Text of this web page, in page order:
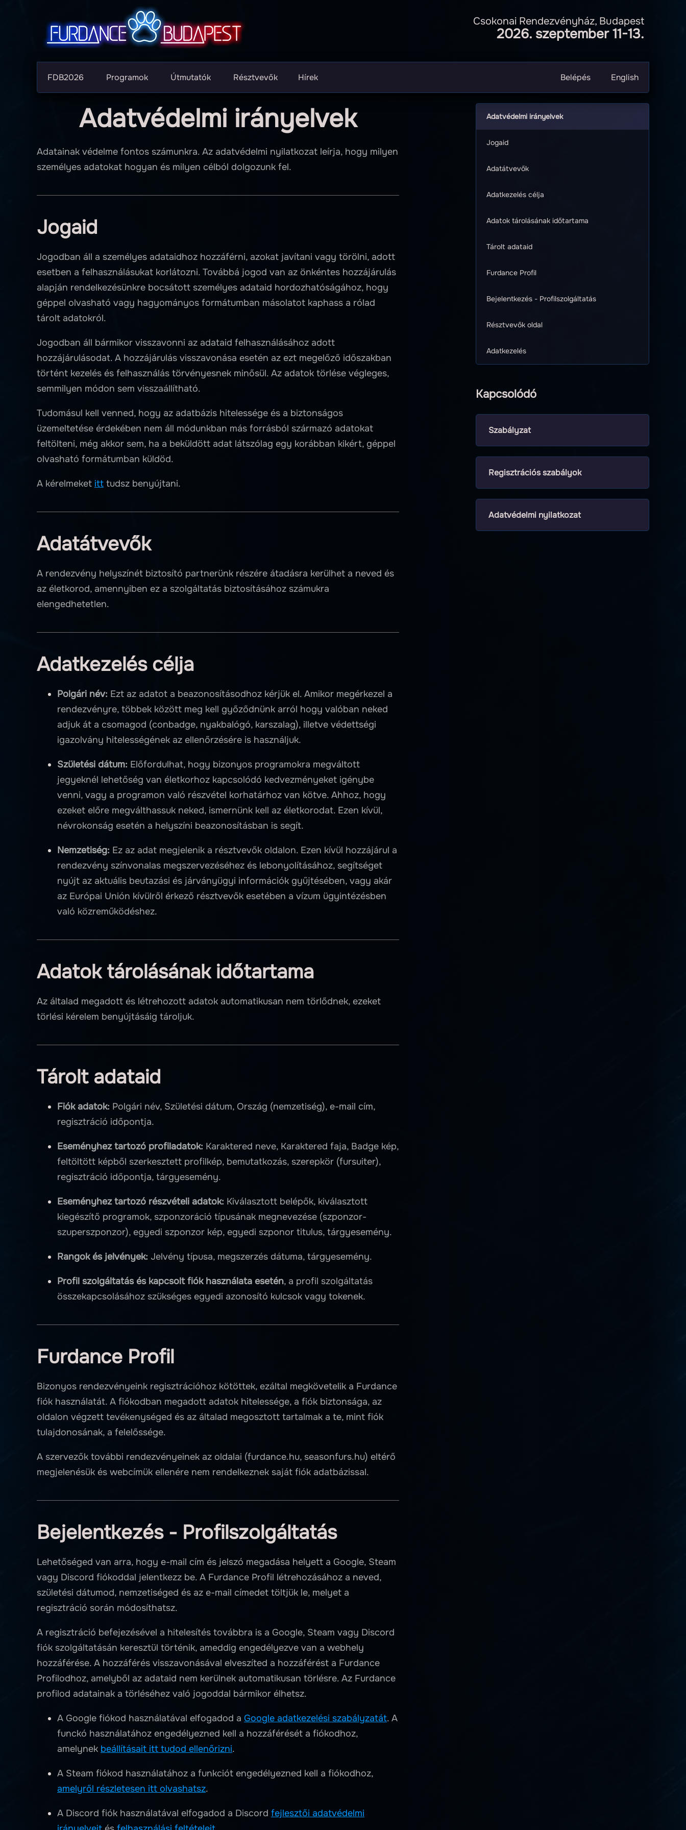
Csokonai Rendezvényház, Budapest
2026. szeptember 11-13.
FDB2026 Programok Útmutatók Résztvevők Hírek Belépés English
Adatvédelmi irányelvek
Jogaid
Adatátvevők
Adatkezelés célja
Adatok tárolásának időtartama
Tárolt adataid
Furdance Profil
Bejelentkezés - Profilszolgáltatás
Résztvevők oldal
Adatkezelés
Kapcsolódó
Szabályzat
Regisztrációs szabályok
Adatvédelmi nyilatkozat
Adatvédelmi irányelvek
Adatainak védelme fontos számunkra. Az adatvédelmi nyilatkozat leírja, hogy milyen
személyes adatokat hogyan és milyen célból dolgozunk fel.
Jogaid
Jogodban áll a személyes adataidhoz hozzáférni, azokat javítani vagy törölni, adott
esetben a felhasználásukat korlátozni. Továbbá jogod van az önkéntes hozzájárulás
alapján rendelkezésünkre bocsátott személyes adataid hordozhatóságához, hogy
géppel olvasható vagy hagyományos formátumban másolatot kaphass a rólad
tárolt adatokról.
Jogodban áll bármikor visszavonni az adataid felhasználásához adott
hozzájárulásodat. A hozzájárulás visszavonása esetén az ezt megelőző időszakban
történt kezelés és felhasználás törvényesnek minősül. Az adatok törlése végleges,
semmilyen módon sem visszaállítható.
Tudomásul kell venned, hogy az adatbázis hitelessége és a biztonságos
üzemeltetése érdekében nem áll módunkban más forrásból származó adatokat
feltölteni, még akkor sem, ha a beküldött adat látszólag egy korábban kikért, géppel
olvasható formátumban küldöd.
A kérelmeket itt tudsz benyújtani.
Adatátvevők
A rendezvény helyszínét biztosító partnerünk részére átadásra kerülhet a neved és
az életkorod, amennyiben ez a szolgáltatás biztosításához számukra
elengedhetetlen.
Adatkezelés célja
Polgári név: Ezt az adatot a beazonosításodhoz kérjük el. Amikor megérkezel a
rendezvényre, többek között meg kell győződnünk arról hogy valóban neked
adjuk át a csomagod (conbadge, nyakbalógó, karszalag), illetve védettségi
igazolvány hitelességének az ellenőrzésére is használjuk.
Születési dátum: Előfordulhat, hogy bizonyos programokra megváltott
jegyeknél lehetőség van életkorhoz kapcsolódó kedvezményeket igénybe
venni, vagy a programon való részvétel korhatárhoz van kötve. Ahhoz, hogy
ezeket előre megválthassuk neked, ismernünk kell az életkorodat. Ezen kívül,
névrokonság esetén a helyszíni beazonosításban is segít.
Nemzetiség: Ez az adat megjelenik a résztvevők oldalon. Ezen kívül hozzájárul a
rendezvény színvonalas megszervezéséhez és lebonyolításához, segítséget
nyújt az aktuális beutazási és járványügyi információk gyűjtésében, vagy akár
az Európai Unión kívülről érkező résztvevők esetében a vízum ügyintézésben
való közreműködéshez.
Adatok tárolásának időtartama
Az általad megadott és létrehozott adatok automatikusan nem törlődnek, ezeket
törlési kérelem benyújtásáig tároljuk.
Tárolt adataid
Fiók adatok: Polgári név, Születési dátum, Ország (nemzetiség), e-mail cím,
regisztráció időpontja.
Eseményhez tartozó profiladatok: Karaktered neve, Karaktered faja, Badge kép,
feltöltött képből szerkesztett profilkép, bemutatkozás, szerepkör (fursuiter),
regisztráció időpontja, tárgyesemény.
Eseményhez tartozó részvételi adatok: Kiválasztott belépők, kiválasztott
kiegészítő programok, szponzoráció típusának megnevezése (szponzor-
szuperszponzor), egyedi szponzor kép, egyedi szponor titulus, tárgyesemény.
Rangok és jelvények: Jelvény típusa, megszerzés dátuma, tárgyesemény.
Profil szolgáltatás és kapcsolt fiók használata esetén, a profil szolgáltatás
összekapcsolásához szükséges egyedi azonosító kulcsok vagy tokenek.
Furdance Profil
Bizonyos rendezvényeink regisztrációhoz kötöttek, ezáltal megkövetelik a Furdance
fiók használatát. A fiókodban megadott adatok hitelessége, a fiók biztonsága, az
oldalon végzett tevékenységed és az általad megosztott tartalmak a te, mint fiók
tulajdonosának, a felelőssége.
A szervezők további rendezvényeinek az oldalai (furdance.hu, seasonfurs.hu) eltérő
megjelenésük és webcímük ellenére nem rendelkeznek saját fiók adatbázissal.
Bejelentkezés - Profilszolgáltatás
Lehetőséged van arra, hogy e-mail cím és jelszó megadása helyett a Google, Steam
vagy Discord fiókoddal jelentkezz be. A Furdance Profil létrehozásához a neved,
születési dátumod, nemzetiséged és az e-mail címedet töltjük le, melyet a
regisztráció során módosíthatsz.
A regisztráció befejezésével a hitelesítés továbbra is a Google, Steam vagy Discord
fiók szolgáltatásán keresztül történik, ameddig engedélyezve van a webhely
hozzáférése. A hozzáférés visszavonásával elveszíted a hozzáférést a Furdance
Profilodhoz, amelyből az adataid nem kerülnek automatikusan törlésre. Az Furdance
profilod adatainak a törléséhez való jogoddal bármikor élhetsz.
A Google fiókod használatával elfogadod a Google adatkezelési szabályzatát. A
funckó használatához engedélyezned kell a hozzáférését a fiókodhoz,
amelynek beállításait itt tudod ellenőrizni.
A Steam fiókod használatához a funkciót engedélyezned kell a fiókodhoz,
amelyről részletesen itt olvashatsz.
A Discord fiók használatával elfogadod a Discord fejlesztői adatvédelmi